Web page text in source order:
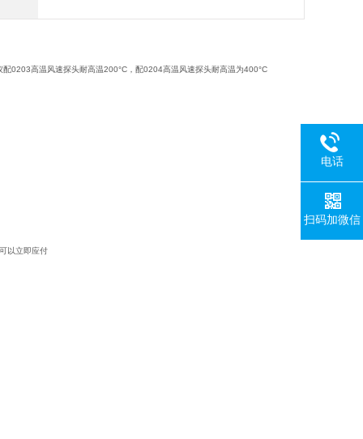
高温风速探头耐高温200°C，配0204高温风速探头耐高温为400°C
以立即应付
电话
扫码加微信